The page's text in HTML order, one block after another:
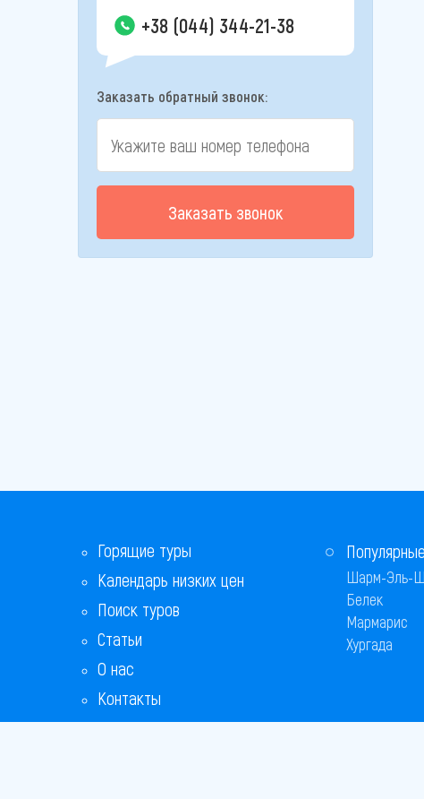
+38 (044) 344-21-38
Заказать обратный звонок:
Заказать звонок
Горящие туры
Календарь низких цен
Поиск туров
Статьи
О нас
Контакты
Бонусная программа
Шарм-Эль-
Белек
Мармарис
Хургада